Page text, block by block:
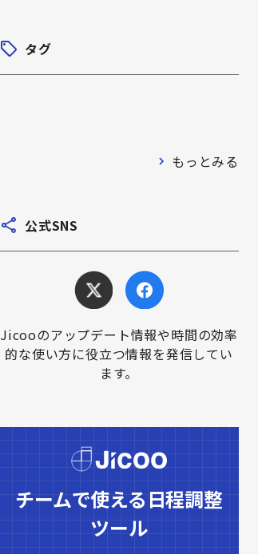
タグ
もっとみる
公式SNS
Jicooのアップデート情報や時間の効率
的な使い方に役立つ情報を発信してい
ます。
チームで使える日程調整
ツール